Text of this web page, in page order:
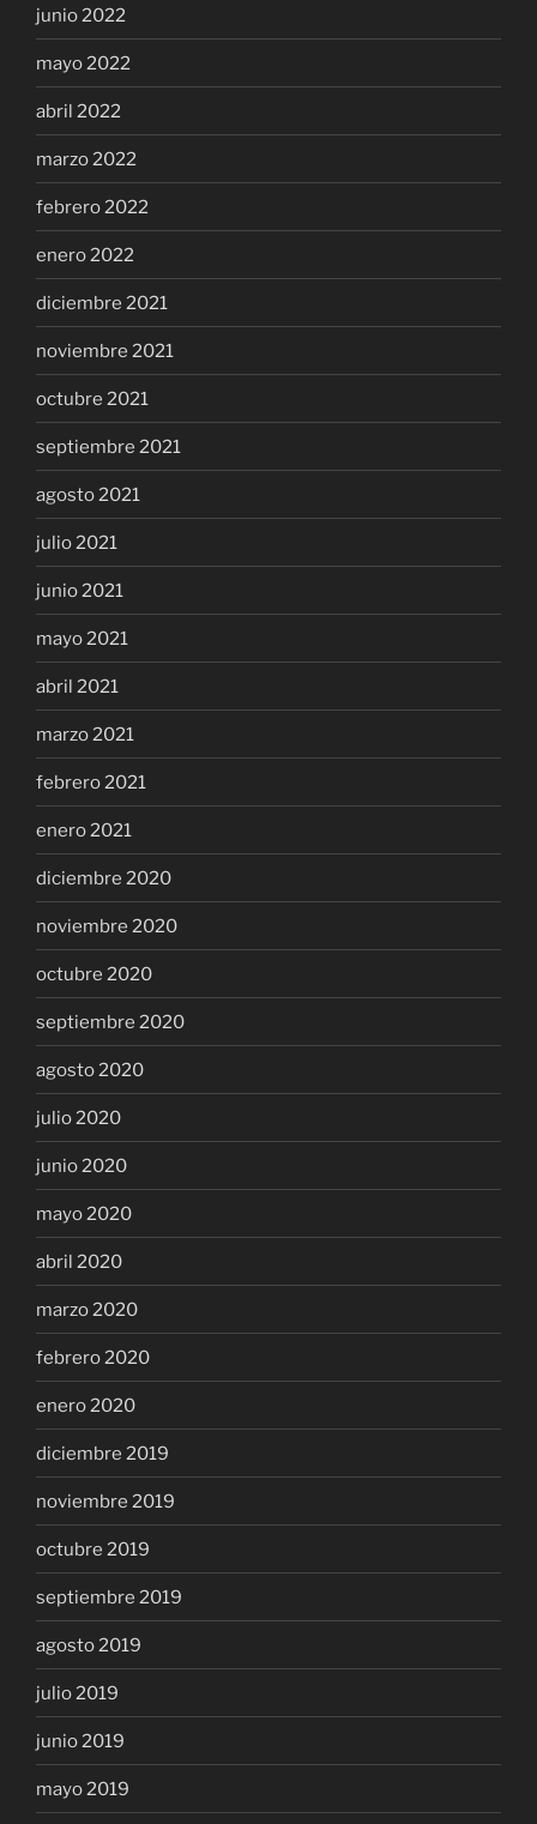
junio 2022
mayo 2022
abril 2022
marzo 2022
febrero 2022
enero 2022
diciembre 2021
noviembre 2021
octubre 2021
septiembre 2021
agosto 2021
julio 2021
junio 2021
mayo 2021
abril 2021
marzo 2021
febrero 2021
enero 2021
diciembre 2020
noviembre 2020
octubre 2020
septiembre 2020
agosto 2020
julio 2020
junio 2020
mayo 2020
abril 2020
marzo 2020
febrero 2020
enero 2020
diciembre 2019
noviembre 2019
octubre 2019
septiembre 2019
agosto 2019
julio 2019
junio 2019
mayo 2019